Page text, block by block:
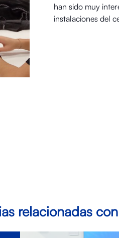
han sido muy
instalaciones del
relacionadas